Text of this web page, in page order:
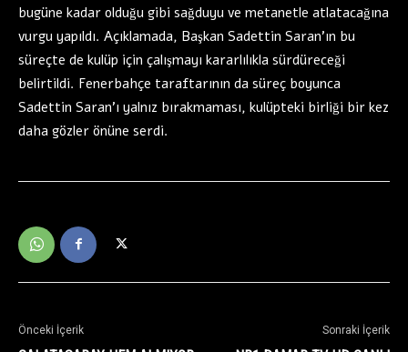
bugüne kadar olduğu gibi sağduyu ve metanetle atlatacağına
vurgu yapıldı. Açıklamada, Başkan Sadettin Saran’ın bu
süreçte de kulüp için çalışmayı kararlılıkla sürdüreceği
belirtildi. Fenerbahçe taraftarının da süreç boyunca
Sadettin Saran’ı yalnız bırakmaması, kulüpteki birliği bir kez
daha gözler önüne serdi.
Önceki İçerik Sonraki İçerik